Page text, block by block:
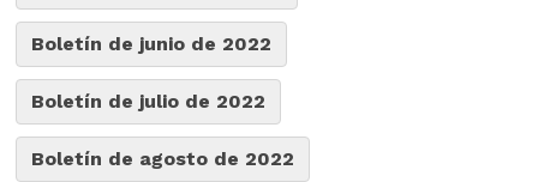
Boletín de junio de 2022
Boletín de julio de 2022
Boletín de agosto de 2022